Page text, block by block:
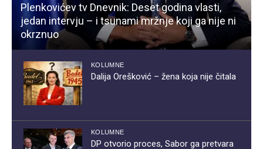
Plenkovićev tv Dnevnik: Deset godina vlasti,
jedan intervju – i tsunami mržnje koji ga nije ni
okrznuo
KOLUMNE
Dalija Orešković – žena koja nije čitala
KOLUMNE
DP otvorio proces, Sabor ga pretvara